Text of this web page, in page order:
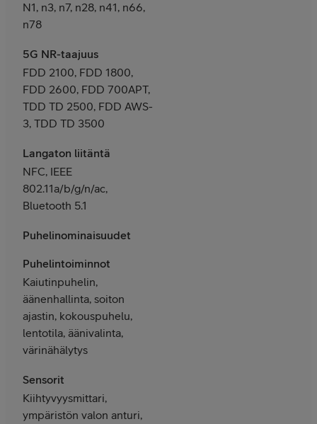
N1, n3, n7, n28, n41, n66,
n78
5G NR-taajuus
FDD 2100, FDD 1800,
FDD 2600, FDD 700APT,
TDD TD 2500, FDD AWS-
3, TDD TD 3500
Langaton liitäntä
NFC, IEEE
802.11a/b/g/n/ac,
Bluetooth 5.1
Puhelinominaisuudet
Puhelintoiminnot
Kaiutinpuhelin,
äänenhallinta, soiton
ajastin, kokouspuhelu,
lentotila, äänivalinta,
värinähälytys
Sensorit
Kiihtyvyysmittari,
ympäristön valon anturi,